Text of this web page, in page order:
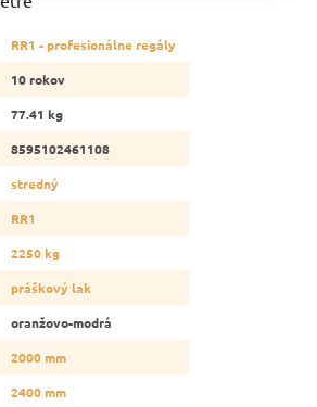
RR1 - profesionálne regály
10 rokov
77.41 kg
8595102461108
stredný
RR1
2250 kg
práškový lak
oranžovo-modrá
2000 mm
2400 mm